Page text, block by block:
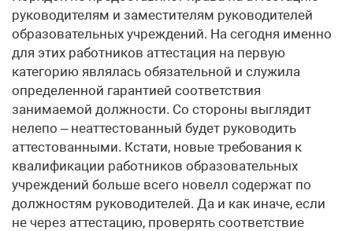
руководителям и заместителям руководителей
образовательных учреждений. На сегодня именно
для этих работников аттестация на первую
категорию являлась обязательной и служила
определенной гарантией соответствия
занимаемой должности. Со стороны выглядит
нелепо – неаттестованный будет руководить
аттестованными. Кстати, новые требования к
квалификации работников образовательных
учреждений больше всего новелл содержат по
должностям руководителей. Да и как иначе, если
не через аттестацию, проверять соответствие